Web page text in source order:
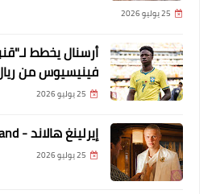
25 يوليو 2026
أرسنال يخطط
فينيسيوس من
25 يوليو 2026
إيرلينغ هالاند - Erling Haaland
25 يوليو 2026